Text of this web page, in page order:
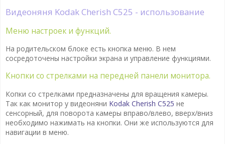
Видеоняня Kodak Cherish C525 - использование
Меню настроек и функций.
На родительском блоке есть кнопка меню. В нем
сосредоточены настройки экрана и управление функциями.
Кнопки со стрелками на передней панели монитора.
Копки со стрелками предназначены для вращения камеры.
Так как монитор у видеоняни Kodak Cherish C525 не
сенсорный, для поворота камеры вправо/влево, вверх/вниз
необходимо нажимать на кнопки. Они же используются для
навигации в меню.